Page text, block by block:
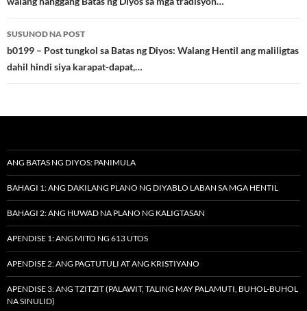
SUSUNOD NA POST
b0199 – Post tungkol sa Batas ng Diyos: Walang Hentil ang maliligtas
dahil hindi siya karapat-dapat,…
ANG BATAS NG DIYOS: PANIMULA
BAHAGI 1: ANG DAKILANG PLANO NG DIYABLO LABAN SA MGA HENTIL
BAHAGI 2: ANG HUWAD NA PLANO NG KALIGTASAN
APENDISE 1: ANG MITO NG 613 UTOS
APENDISE 2: ANG PAGTUTULI AT ANG KRISTIYANO
APENDISE 3: ANG TZITZIT (PALAWIT, TALING MAY PALAMUTI, BUHOL-BUHOL
NA SINULID)